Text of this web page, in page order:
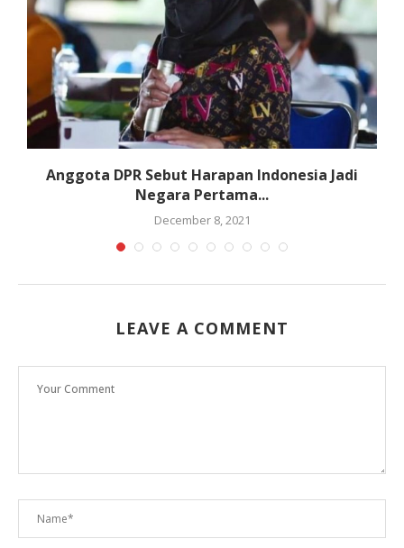
Anggota DPR Sebut Harapan Indonesia Jadi
Negara Pertama...
December 8, 2021
LEAVE A COMMENT